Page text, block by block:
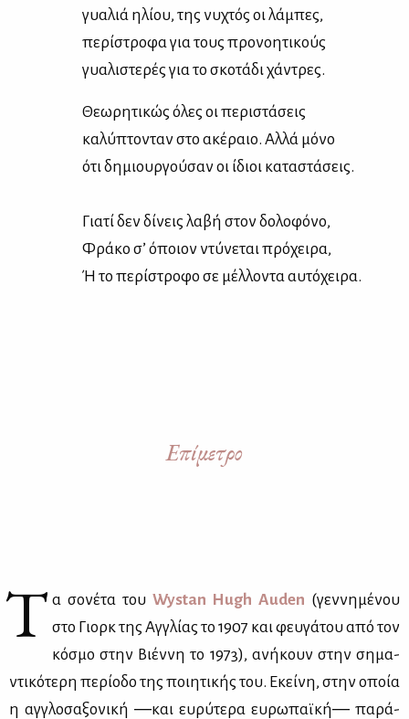
γυα­λιά ηλί­ου, της νυ­χτός οι λά­μπες,
πε­ρί­στρο­φα για τους προ­νοη­τι­κούς
γυα­λι­στε­ρές για το σκο­τά­δι χά­ντρες.
Θε­ω­ρη­τι­κώς όλες οι πε­ρι­στά­σεις
κα­λύ­πτο­νταν στο ακέ­ραιο. Αλ­λά μό­νο
ότι δη­μιουρ­γού­σαν οι ίδιοι κα­τα­στά­σεις.
Για­τί δεν δί­νεις λα­βή στον δο­λο­φό­νο,
Φρά­κο σ’ όποιον ντύ­νε­ται πρό­χει­ρα,
Ή το πε­ρί­στρο­φο σε μέλ­λο­ντα αυ­τό­χει­ρα.
Επίμετρο
Τ α σο­νέ­τα του Wystan Hugh Auden (γεν­νη­μέ­νου
στο Γιορκ της Αγ­γλί­ας το 1907 και φευ­γά­του από τον
κό­σμο στην Βιέν­νη το 1973), ανή­κουν στην ση­μα­
ντι­κό­τε­ρη πε­ρί­ο­δο της ποι­η­τι­κής του. Εκεί­νη, στην οποία
η αγ­γλο­σα­ξο­νι­κή ―και ευ­ρύ­τε­ρα ευ­ρω­παϊ­κή― πα­ρά­